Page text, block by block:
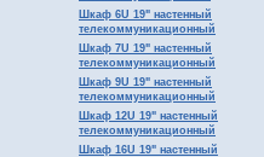
Шкаф 6U 19" настенный
телекоммуникационный
Шкаф 7U 19" настенный
телекоммуникационный
Шкаф 9U 19" настенный
телекоммуникационный
Шкаф 12U 19" настенный
телекоммуникационный
Шкаф 16U 19" настенный